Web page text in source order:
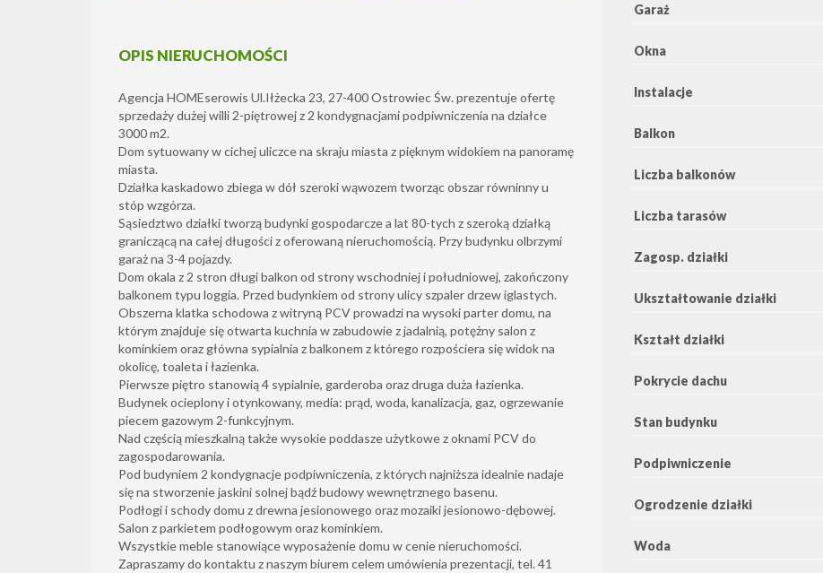
OPIS NIERUCHOMOŚCI
Agencja HOMEserowis Ul.Iłżecka 23, 27-400 Ostrowiec Św. prezentuje ofertę
sprzedaży dużej willi 2-piętrowej z 2 kondygnacjami podpiwniczenia na działce
3000 m2.
Dom sytuowany w cichej uliczce na skraju miasta z pięknym widokiem na panoramę
miasta.
Działka kaskadowo zbiega w dół szeroki wąwozem tworząc obszar równinny u
stóp wzgórza.
Sąsiedztwo działki tworzą budynki gospodarcze a lat 80-tych z szeroką działką
graniczącą na całej długości z oferowaną nieruchomością. Przy budynku olbrzymi
garaż na 3-4 pojazdy.
Dom okala z 2 stron długi balkon od strony wschodniej i południowej, zakończony
balkonem typu loggia. Przed budynkiem od strony ulicy szpaler drzew iglastych.
Obszerna klatka schodowa z witryną PCV prowadzi na wysoki parter domu, na
którym znajduje się otwarta kuchnia w zabudowie z jadalnią, potężny salon z
kominkiem oraz główna sypialnia z balkonem z którego rozpościera się widok na
okolicę, toaleta i łazienka.
Pierwsze piętro stanowią 4 sypialnie, garderoba oraz druga duża łazienka.
Budynek ocieplony i otynkowany, media: prąd, woda, kanalizacja, gaz, ogrzewanie
piecem gazowym 2-funkcyjnym.
Nad częścią mieszkalną także wysokie poddasze użytkowe z oknami PCV do
zagospodarowania.
Pod budyniem 2 kondygnacje podpiwniczenia, z których najniższa idealnie nadaje
się na stworzenie jaskini solnej bądź budowy wewnętrznego basenu.
Podłogi i schody domu z drewna jesionowego oraz mozaiki jesionowo-dębowej.
Salon z parkietem podłogowym oraz kominkiem.
Wszystkie meble stanowiące wyposażenie domu w cenie nieruchomości.
Zapraszamy do kontaktu z naszym biurem celem umówienia prezentacji, tel. 41
Garaż
Okna
Instalacje
Balkon
Liczba balkonów
Liczba tarasów
Zagosp. działki
Ukształtowanie działki
Kształt działki
Pokrycie dachu
Stan budynku
Podpiwniczenie
Ogrodzenie działki
Woda